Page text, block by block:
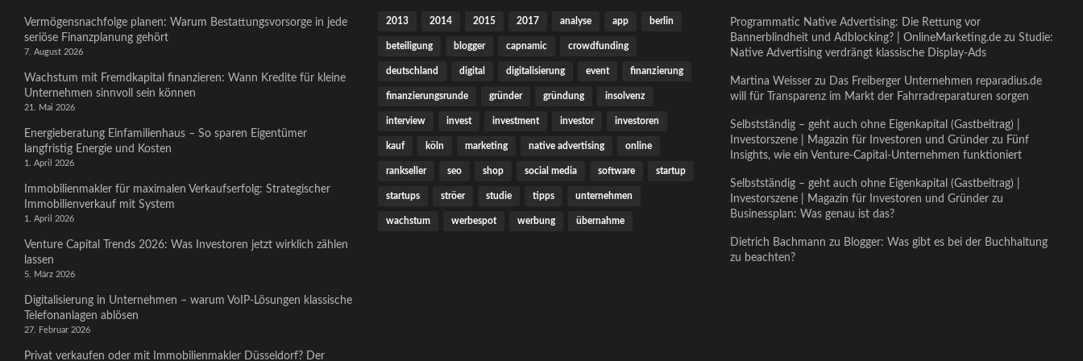
Vermögensnachfolge planen: Warum Bestattungsvorsorge in jede
seriöse Finanzplanung gehört
7. August 2026
Wachstum mit Fremdkapital finanzieren: Wann Kredite für kleine
Unternehmen sinnvoll sein können
21. Mai 2026
Energieberatung Einfamilienhaus – So sparen Eigentümer
langfristig Energie und Kosten
1. April 2026
Immobilienmakler für maximalen Verkaufserfolg: Strategischer
Immobilienverkauf mit System
1. April 2026
Venture Capital Trends 2026: Was Investoren jetzt wirklich zählen
lassen
5. März 2026
Digitalisierung in Unternehmen – warum VoIP-Lösungen klassische
Telefonanlagen ablösen
27. Februar 2026
Privat verkaufen oder mit Immobilienmakler Düsseldorf? Der
2013 2014 2015 2017 analyse app berlin
beteiligung blogger capnamic crowdfunding
deutschland digital digitalisierung event finanzierung
finanzierungsrunde gründer gründung insolvenz
interview invest investment investor investoren
kauf köln marketing native advertising online
rankseller seo shop social media software startup
startups ströer studie tipps unternehmen
wachstum werbespot werbung übernahme
Programmatic Native Advertising: Die Rettung vor
Bannerblindheit und Adblocking? | OnlineMarketing.de zu Studie:
Native Advertising verdrängt klassische Display-Ads
Martina Weisser zu Das Freiberger Unternehmen reparadius.de
will für Transparenz im Markt der Fahrradreparaturen sorgen
Selbstständig – geht auch ohne Eigenkapital (Gastbeitrag) |
Investorszene | Magazin für Investoren und Gründer zu Fünf
Insights, wie ein Venture-Capital-Unternehmen funktioniert
Selbstständig – geht auch ohne Eigenkapital (Gastbeitrag) |
Investorszene | Magazin für Investoren und Gründer zu
Businessplan: Was genau ist das?
Dietrich Bachmann zu Blogger: Was gibt es bei der Buchhaltung
zu beachten?